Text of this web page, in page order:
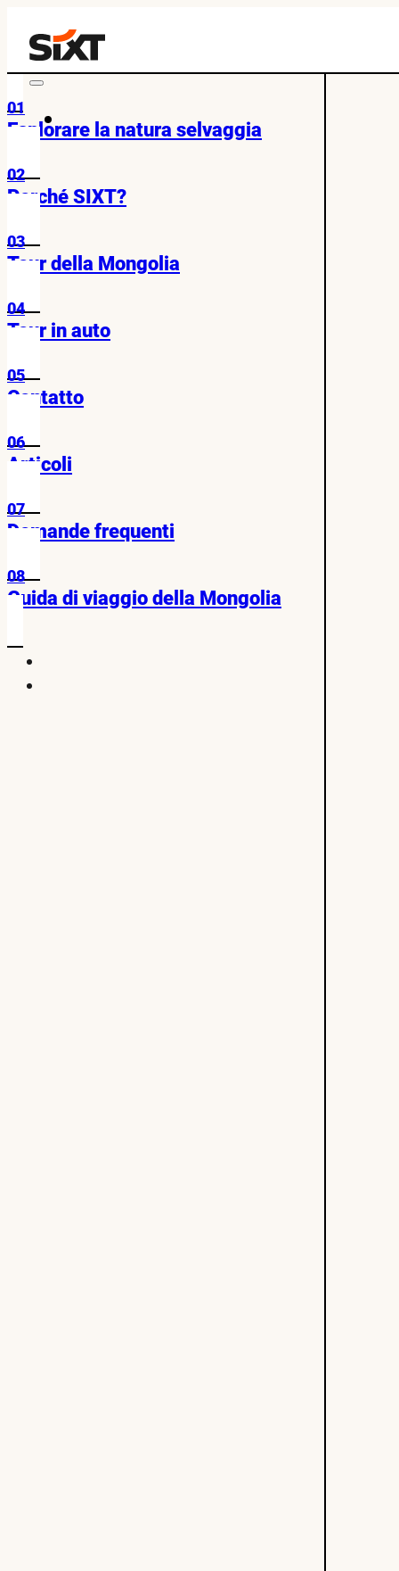
01
Esplorare la natura selvaggia
02
Perché SIXT?
03
Tour della Mongolia
04
Tour in auto
05
Contatto
06
Articoli
07
Domande frequenti
08
Guida di viaggio della Mongolia